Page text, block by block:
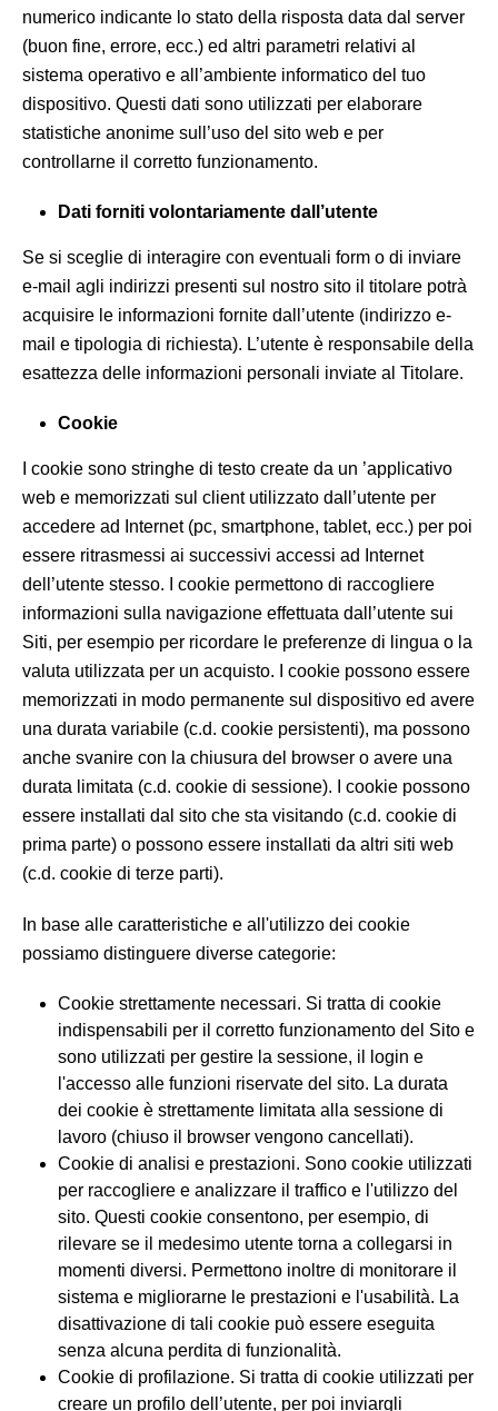
numerico indicante lo stato della risposta data dal server
(buon fine, errore, ecc.) ed altri parametri relativi al
sistema operativo e all’ambiente informatico del tuo
dispositivo. Questi dati sono utilizzati per elaborare
statistiche anonime sull’uso del sito web e per
controllarne il corretto funzionamento.
Dati forniti volontariamente dall’utente
Se si sceglie di interagire con eventuali form o di inviare
e-mail agli indirizzi presenti sul nostro sito il titolare potrà
acquisire le informazioni fornite dall’utente (indirizzo e-
mail e tipologia di richiesta). L’utente è responsabile della
esattezza delle informazioni personali inviate al Titolare.
Cookie
I cookie sono stringhe di testo create da un ’applicativo
web e memorizzati sul client utilizzato dall’utente per
accedere ad Internet (pc, smartphone, tablet, ecc.) per poi
essere ritrasmessi ai successivi accessi ad Internet
dell’utente stesso. I cookie permettono di raccogliere
informazioni sulla navigazione effettuata dall’utente sui
Siti, per esempio per ricordare le preferenze di lingua o la
valuta utilizzata per un acquisto. I cookie possono essere
memorizzati in modo permanente sul dispositivo ed avere
una durata variabile (c.d. cookie persistenti), ma possono
anche svanire con la chiusura del browser o avere una
durata limitata (c.d. cookie di sessione). I cookie possono
essere installati dal sito che sta visitando (c.d. cookie di
prima parte) o possono essere installati da altri siti web
(c.d. cookie di terze parti).
In base alle caratteristiche e all'utilizzo dei cookie
possiamo distinguere diverse categorie:
Cookie strettamente necessari. Si tratta di cookie
indispensabili per il corretto funzionamento del Sito e
sono utilizzati per gestire la sessione, il login e
l'accesso alle funzioni riservate del sito. La durata
dei cookie è strettamente limitata alla sessione di
lavoro (chiuso il browser vengono cancellati).
Cookie di analisi e prestazioni. Sono cookie utilizzati
per raccogliere e analizzare il traffico e l'utilizzo del
sito. Questi cookie consentono, per esempio, di
rilevare se il medesimo utente torna a collegarsi in
momenti diversi. Permettono inoltre di monitorare il
sistema e migliorarne le prestazioni e l'usabilità. La
disattivazione di tali cookie può essere eseguita
senza alcuna perdita di funzionalità.
Cookie di profilazione. Si tratta di cookie utilizzati per
creare un profilo dell’utente, per poi inviargli